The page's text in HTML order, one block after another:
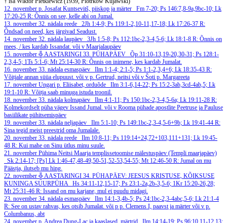
12. november p. Josafat Kuntsevitš, piiskop ja märter
Fm 7-20; Ps 146:7,8-9a,9bc-10; Lk
17:20-25 R: Õnnis on see, kelle abi on Jumal.
13. november 32. nädala reede 2Jh 1:4-9; Ps 119:1-2,10-11,17-18; Lk 17:26-37 R:
Õndsad on need, kes järgivad Seadust.
14. november 32. nädala laupäev 3Jh 1:5-8; Ps 112:1bc-2,3-4,5-6; Lk 18:1-8 R: Õnnis on
mees, / kes kardab Issandat. või v Maarjalaupäev
15. november ╬ AASTARINGI 33. PÜHAPÄEV
Õp 31:10-13,19-20,30-31; Ps 128:1-
2,3,4-5; 1Ts 5:1-6; Mt 25:14-30 R: Õnnis on inimene, kes kardab Jumalat.
16. november 33. nädala esmaspäev Ilm 1:1-4; 2:1-5; Ps 1:1-2,3,4+6; Lk 18:35-43 R:
Võitjale annan süüa elupuust. või v p. Gertrud, neitsi või v Šoti p. Margareeta
17. november Ungari p. Eliisabet, orduõde
Ilm 3:1-6,14-22; Ps 15:2-3ab,3cd-4ab,5; Lk
19:1-10 R: Võitja saab minuga istuda troonil.
18. november 33. nädala kolmapäev Ilm 4:1-11; Ps 150:1bc-2,3-4,5-6a; Lk 19:11-28 R:
Kolmekordselt püha vägev Issand Jumal. või v Rooma pühade apostlite Peetruse ja Pauluse
basiilikate pühitsemispäev
19. november 33. nädala neljapäev Ilm 5:1-10; Ps 149:1bc-2,3-4,5-6+9b; Lk 19:41-44 R:
Sina tegid meist preestrid oma Jumalale.
20. november 33. nädala reede
Ilm 10:8-11; Ps 119:14+24,72+103,111+131; Lk 19:45-
48 R: Kui mahe on Sinu ütlus minu suule.
21. november Pühima Neitsi Maarja templissetoomise mälestuspäev (Templi maarjapäev)
Sk 2:14-17; [Ps] Lk 1:46-47,48-49,50-51,52-53,54-55; Mt 12:46-50 R: Jumal on mu
Päästja, ilutseb mu hing.
22. november ╬ AASTARINGI 34. PÜHAPÄEV: JEESUS KRISTUSE, KÕIKSUSE
KUNINGA SUURPÜHA Hs 34:11-12,15-17; Ps 23:1-2a,2b-3,5-6; 1Kr 15:20-26,28;
Mt 25:31-46 R: Issand on mu karjane, mul ei puudu midagi.
23. november 34. nädala esmaspäev
Ilm 14:1-3,4b-5; Ps 24:1bc-2,3-4abc,5-6; Lk 21:1-4
R: See on ustav rahvas, kes otsib Jumalat. või p p. Clemens I, paavst ja märter või v p.
Columbanus, abt
24. november p. Andrea Dung-Lac ja kaaslased, märtrid Ilm 14:14-19; Ps 96:10,11-12,13;